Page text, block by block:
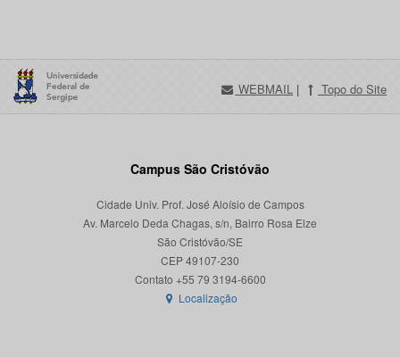
WEBMAIL | Topo do Site
Campus São Cristóvão
Cidade Univ. Prof. José Aloísio de Campos
Av. Marcelo Deda Chagas, s/n, Bairro Rosa Elze
São Cristóvão/SE
CEP 49107-230
Localização